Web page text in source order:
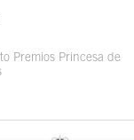
Premios Princesa de